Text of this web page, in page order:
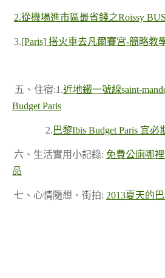
2.從機場進市區最省錢之Roissy BUS
3.[Paris] 搭火車去凡爾賽宮-簡略教
五、住宿:1.近地鐵一號線saint-
Budget Paris
2. 巴黎Ibis Budget Paris 宜必
六、生活實用小記錄: 免費公廁哪
品
七、心情隨想、街拍: 2013夏天的